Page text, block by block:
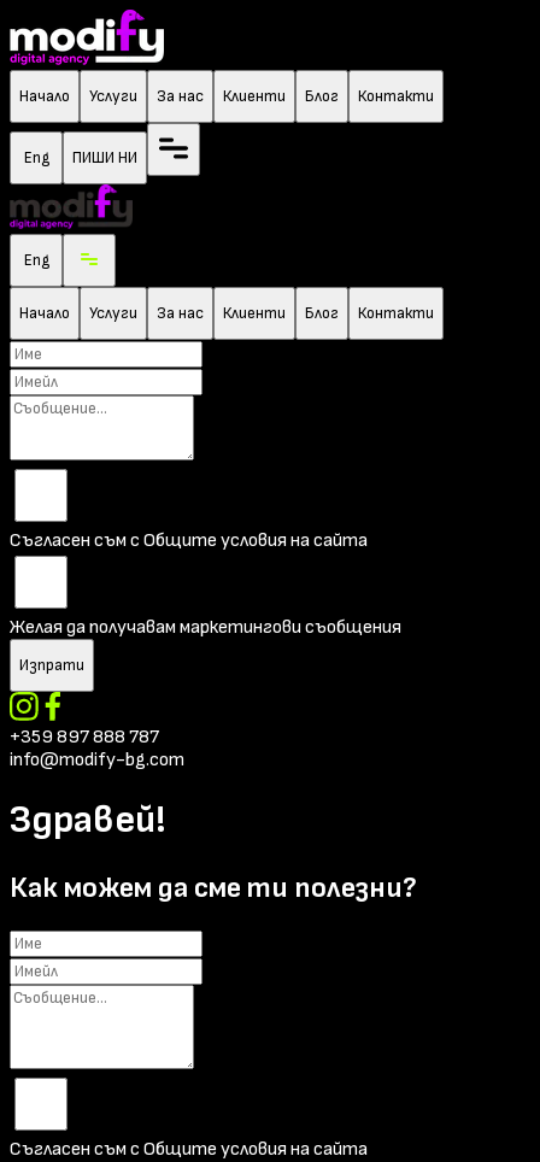
Начало Услуги За нас Клиенти Блог Контакти
Eng ПИШИ НИ
Eng
Начало Услуги За нас Клиенти Блог Контакти
Съгласен съм с Общите условия на сайта
Желая да получавам маркетингови съобщения
Изпрати
+359 897 888 787
info@modify-bg.com
Здравей!
Как можем да сме ти полезни?
Съгласен съм с Общите условия на сайта